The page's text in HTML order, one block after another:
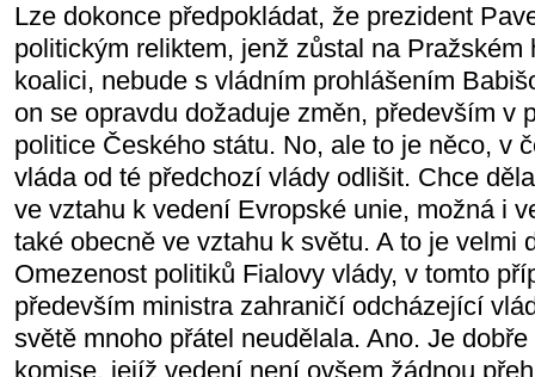
Lze dokonce předpokládat, že prezident
politickým reliktem, jenž zůstal na Pražském
koalici, nebude s vládním prohlášením
on se opravdu dožaduje změn, především v
politice Českého státu. No, ale to je něco, v
vláda od té předchozí vlády odlišit. Chce
ve vztahu k vedení Evropské unie, možná i
také obecně ve vztahu k světu. A to je velmi
Omezenost politiků Fialovy vlády, v tomto
především ministra zahraničí odcházející
světě mnoho přátel neudělala. Ano. Je
komise, jejíž vedení není ovšem žádnou